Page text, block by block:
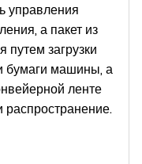
управления
а пакет из
путем загрузки
бумаги машины, а
ленте
распространение.